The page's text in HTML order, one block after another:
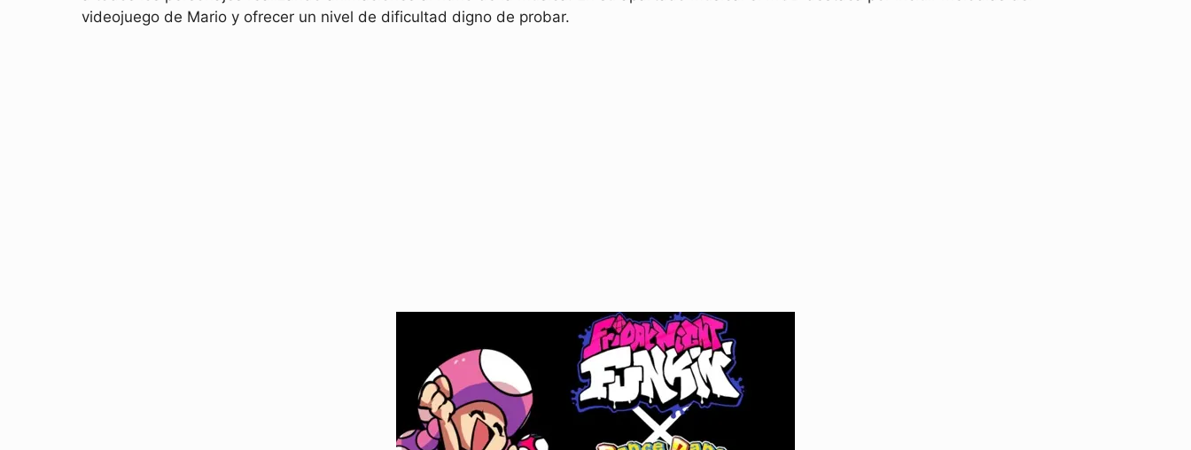
videojuego de Mario y ofrecer un nivel de dificultad digno de probar.